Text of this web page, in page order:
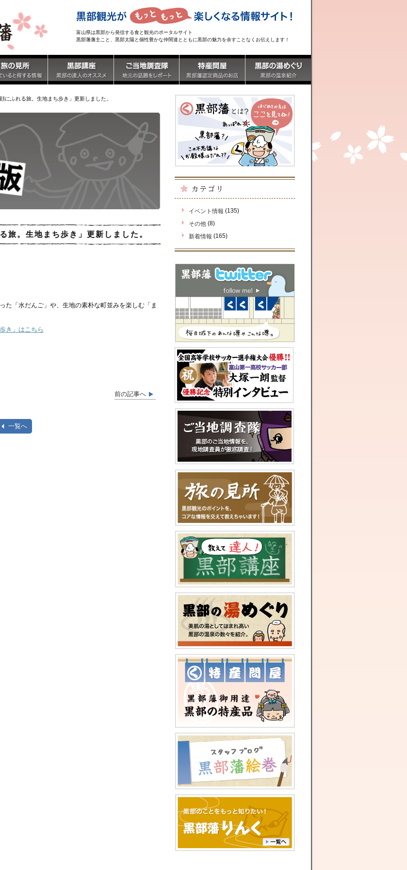
富山県は黒部から発信する食と観光のポータルサイト
黒部藩藩主こと、黒部太陽と個性豊かな仲間達とともに黒部の魅力を余すことなくお伝えします！
にふれる旅。生地まち歩き」更新しました。
旅。生地まち歩き」更新しました。
た「水だんご」や、生地の素朴な町並みを楽しむ「ま
き」はこちら
前の記事へ
一覧へ
カテゴリ
イベント情報 (135)
その他 (8)
新着情報 (165)